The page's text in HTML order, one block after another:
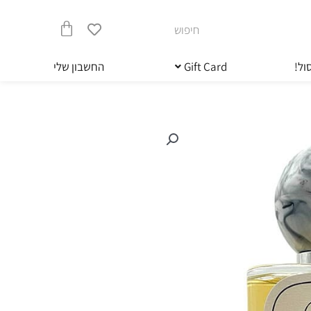
חיפוש
עגלת
קניות
Gift Card החשבון שלי